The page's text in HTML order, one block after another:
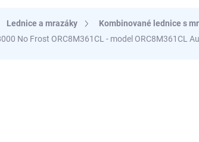
Lednice a mrazáky
Kombinované lednice s
No Frost ORC8M361CL - model ORC8M361CL